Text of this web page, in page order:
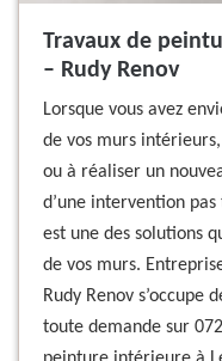
Travaux de
– Rudy Renov
Lorsque vous avez
de vos murs
ou à réaliser un
d’une intervention
est une des solutions
de vos murs.
Rudy Renov
toute demande sur